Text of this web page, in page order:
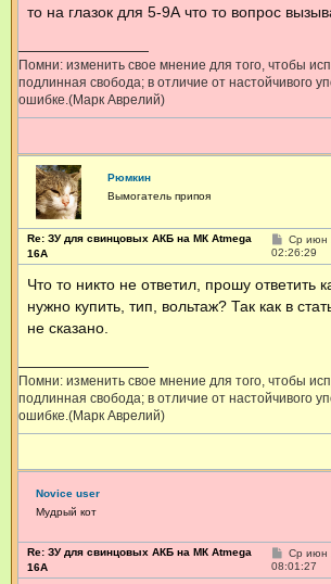
то на глазок для 5-9А что то вопрос
Помни: изменить свое мнение для того, чтобы
подлинная свобода; в отличие от настойчивого
ошибке.(Марк Аврелий)
Рюмкин
Вымогатель припоя
Re: ЗУ для свинцовых АКБ на МК Atmega
16А
С
о
о
щ
е
Ср июн
02:26:29
Что то никто не ответил, прошу ответить
нужно купить, тип, вольтаж? Так как в
не сказано.
Помни: изменить свое мнение для того, чтобы
подлинная свобода; в отличие от настойчивого
ошибке.(Марк Аврелий)
Novice user
Мудрый кот
Re: ЗУ для свинцовых АКБ на МК Atmega
16А
С
о
о
Ср июн
08:01:27